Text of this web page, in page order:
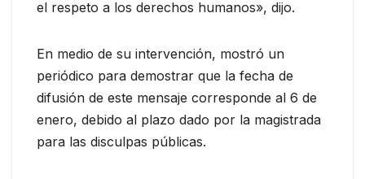
el respeto a los derechos humanos», dijo.
En medio de su intervención, mostró un
periódico para demostrar que la fecha de
difusión de este mensaje corresponde al 6 de
enero, debido al plazo dado por la magistrada
para las disculpas públicas.